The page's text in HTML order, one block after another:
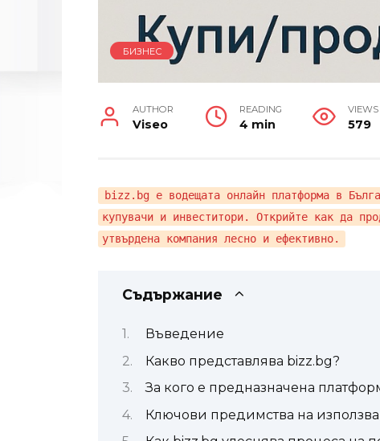
БИЗНЕС
AUTHOR
Viseo
READING
4 min
VIEWS
579
bizz.bg е водещата онлайн платформа в
купувачи и инвеститори. Открийте как да
утвърдена компания лесно и ефективно.
Съдържание
Въведение
Какво представлява bizz.bg?
За кого е предназначена
Ключови предимства на